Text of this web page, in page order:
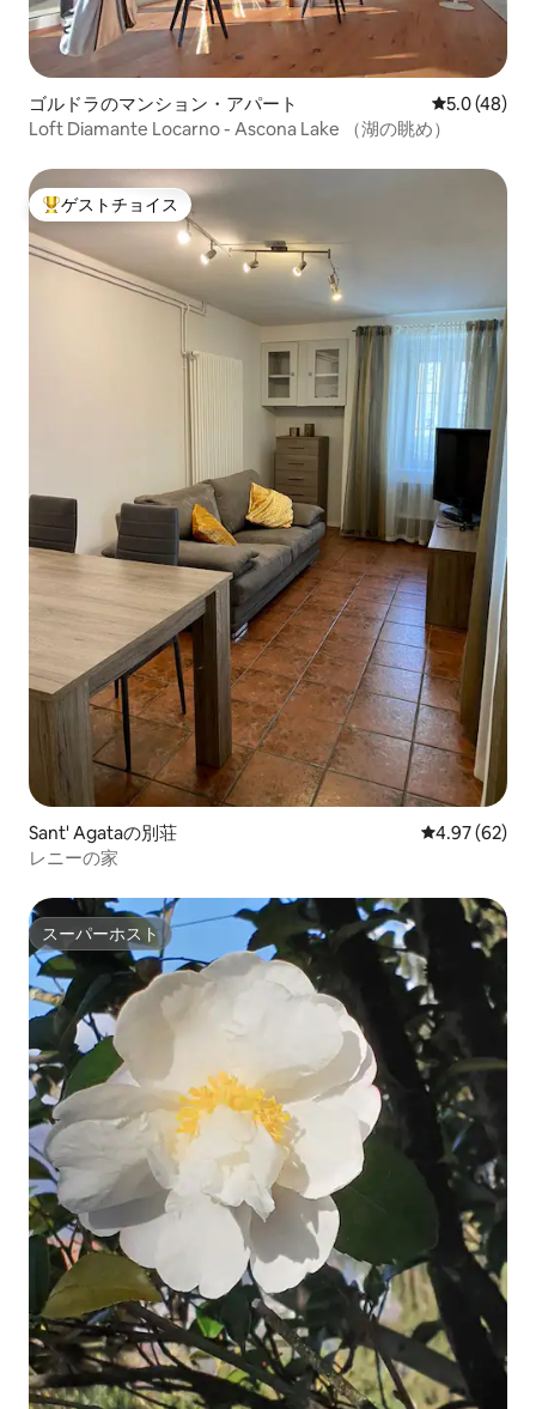
ゴルドラのマンション・アパート レビュー48
5.0 (48)
Loft Diamante Locarno - Ascona Lake （湖の眺め）
大好評のゲストチョイスです。
ゲストチョイス
Sant' Agataの別荘 レビュー62
4.97 (62)
レニーの家
スーパーホスト
スーパーホスト